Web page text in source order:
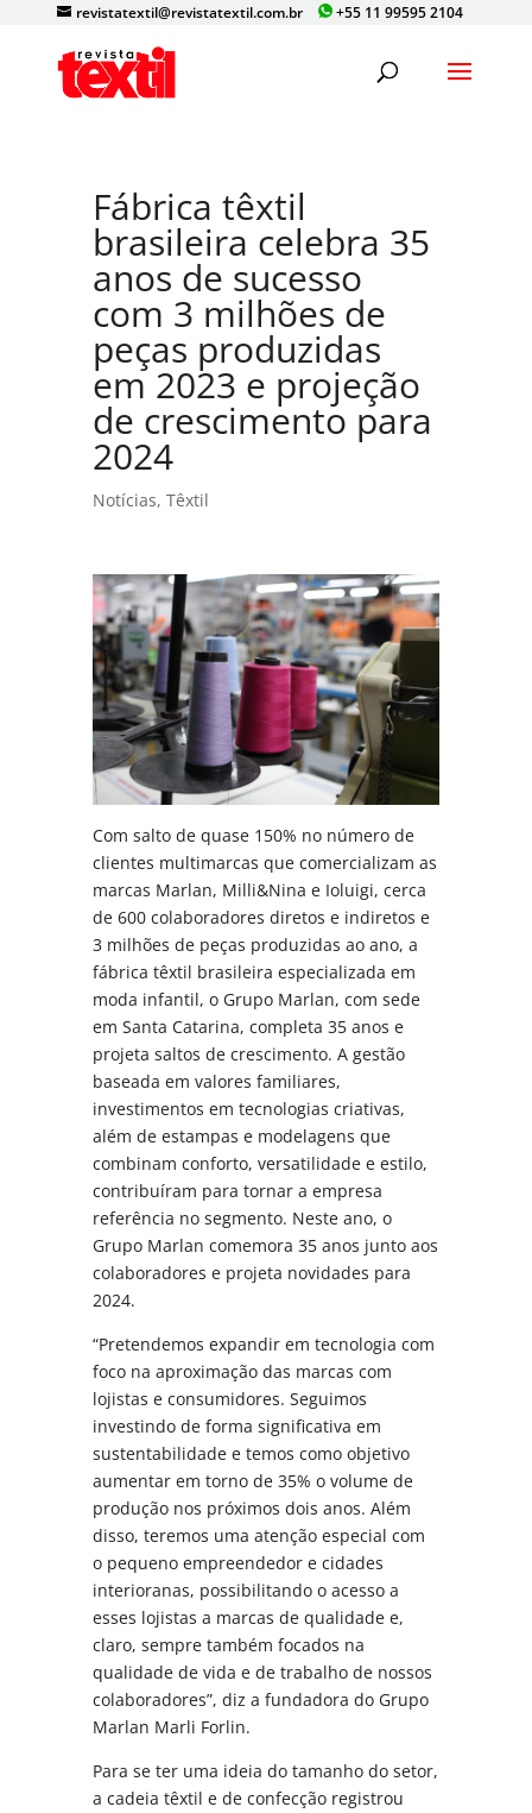
+55 11 99595 2104
revistatextil@revistatextil.com.br
Fábrica têxtil
brasileira celebra 35
anos de sucesso
com 3 milhões de
peças produzidas
em 2023 e projeção
de crescimento para
2024
Notícias,Têxtil
Com salto de quase 150% no número de
clientes multimarcas que comercializam as
marcas Marlan, Milli&Nina e Ioluigi, cerca
de 600 colaboradores diretos e indiretos e
3 milhões de peças produzidas ao ano, a
fábrica têxtil brasileira especializada em
moda infantil, o Grupo Marlan, com sede
em Santa Catarina, completa 35 anos e
projeta saltos de crescimento. A gestão
baseada em valores familiares,
investimentos em tecnologias criativas,
além de estampas e modelagens que
combinam conforto, versatilidade e estilo,
contribuíram para tornar a empresa
referência no segmento. Neste ano, o
Grupo Marlan comemora 35 anos junto aos
colaboradores e projeta novidades para
2024.
“Pretendemos expandir em tecnologia com
foco na aproximação das marcas com
lojistas e consumidores. Seguimos
investindo de forma significativa em
sustentabilidade e temos como objetivo
aumentar em torno de 35% o volume de
produção nos próximos dois anos. Além
disso, teremos uma atenção especial com
o pequeno empreendedor e cidades
interioranas, possibilitando o acesso a
esses lojistas a marcas de qualidade e,
claro, sempre também focados na
qualidade de vida e de trabalho de nossos
colaboradores”, diz a fundadora do Grupo
Marlan Marli Forlin.
Para se ter uma ideia do tamanho do setor,
a cadeia têxtil e de confecção registrou